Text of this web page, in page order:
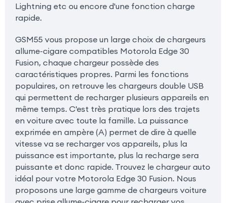
Lightning etc ou encore d'une fonction charge
rapide.
GSM55 vous propose un large choix de chargeurs
allume-cigare compatibles Motorola Edge 30
Fusion, chaque chargeur possède des
caractéristiques propres. Parmi les fonctions
populaires, on retrouve les chargeurs double USB
qui permettent de recharger plusieurs appareils en
même temps. C'est très pratique lors des trajets
en voiture avec toute la famille. La puissance
exprimée en ampère (A) permet de dire à quelle
vitesse va se recharger vos appareils, plus la
puissance est importante, plus la recharge sera
puissante et donc rapide. Trouvez le chargeur auto
idéal pour votre Motorola Edge 30 Fusion. Nous
proposons une large gamme de chargeurs voiture